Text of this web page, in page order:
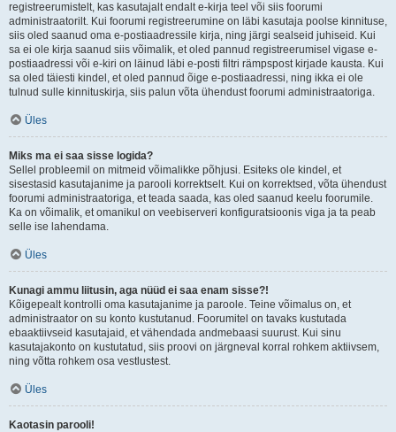
registreerumistelt, kas kasutajalt endalt e-kirja teel või siis foorumi
administraatorilt. Kui foorumi registreerumine on läbi kasutaja poolse kinnituse,
siis oled saanud oma e-postiaadressile kirja, ning järgi sealseid juhiseid. Kui
sa ei ole kirja saanud siis võimalik, et oled pannud registreerumisel vigase e-
postiaadressi või e-kiri on läinud läbi e-posti filtri rämpspost kirjade kausta. Kui
sa oled täiesti kindel, et oled pannud õige e-postiaadressi, ning ikka ei ole
tulnud sulle kinnituskirja, siis palun võta ühendust foorumi administraatoriga.
Üles
Miks ma ei saa sisse logida?
Sellel probleemil on mitmeid võimalikke põhjusi. Esiteks ole kindel, et
sisestasid kasutajanime ja parooli korrektselt. Kui on korrektsed, võta ühendust
foorumi administraatoriga, et teada saada, kas oled saanud keelu foorumile.
Ka on võimalik, et omanikul on veebiserveri konfiguratsioonis viga ja ta peab
selle ise lahendama.
Üles
Kunagi ammu liitusin, aga nüüd ei saa enam sisse?!
Kõigepealt kontrolli oma kasutajanime ja paroole. Teine võimalus on, et
administraator on su konto kustutanud. Foorumitel on tavaks kustutada
ebaaktiivseid kasutajaid, et vähendada andmebaasi suurust. Kui sinu
kasutajakonto on kustutatud, siis proovi on järgneval korral rohkem aktiivsem,
ning võtta rohkem osa vestlustest.
Üles
Kaotasin parooli!